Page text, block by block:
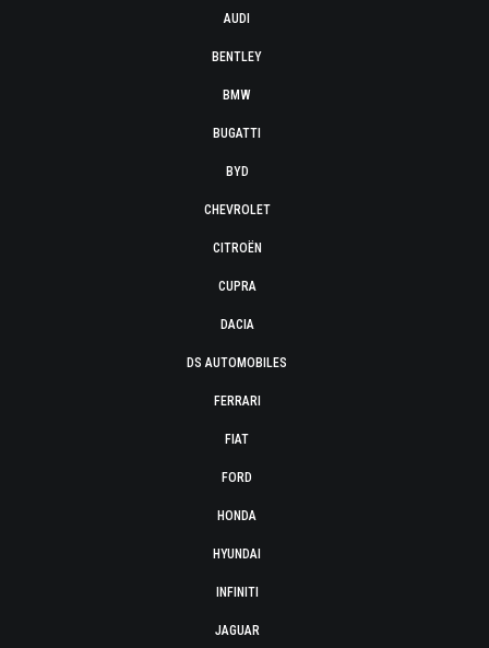
AUDI
BENTLEY
BMW
BUGATTI
BYD
CHEVROLET
CITROËN
CUPRA
DACIA
DS AUTOMOBILES
FERRARI
FIAT
FORD
HONDA
HYUNDAI
INFINITI
JAGUAR